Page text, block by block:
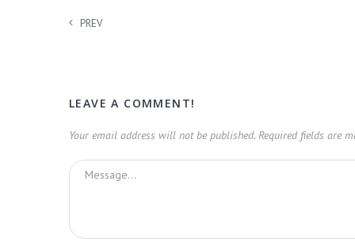
PREV
LEAVE A COMMENT!
Your email address will not be published. Required fields are